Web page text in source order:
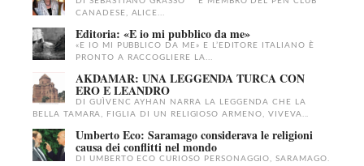
CANADESE, ALICE...
Editoria: «E io mi pubblico da me»
«E IO MI PUBBLICO DA ME» E L’EDITORE ITALIANO È
PRONTO A RACCOGLIERE LA...
AKDAMAR: UNA LEGGENDA TURCA CON
ERO E LEANDRO
DI GUÌVENC AYHAN NARRA LA LEGGENDA CHE LA
BELLA TAMARA, FIGLIA DI UN RELIGIOSO ARMENO, VIVEVA...
Umberto Eco: Saramago considerava le religioni
causa dei conflitti nel mondo
DI UMBERTO ECO CURIOSO PERSONAGGIO, SARAMAGO.